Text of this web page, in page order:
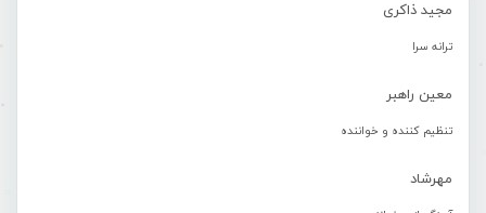
مجید ذاکری
ترانه سرا
معین راهبر
تنظیم کننده و خواننده
مهرشاد